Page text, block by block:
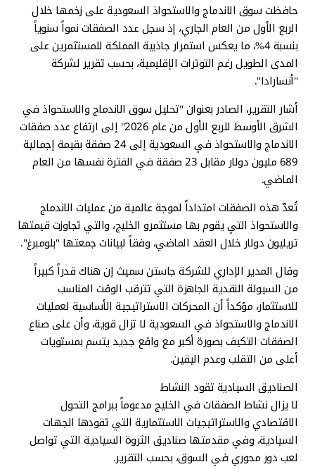
حافظت سوق الاندماج والاستحواذ السعودية على زخمها خلال
الربع الأول من العام الجاري، إذ سجل عدد الصفقات نمواً سنوياً
بنسبة 4%، ما يعكس استمرار جاذبية المملكة للمستثمرين على
المدى الطويل رغم التوترات الإقليمية، بحسب تقرير لشركة
"أنسارادا".
أشار التقرير، الصادر بعنوان "تحليل سوق الاندماج والاستحواذ في
الشرق الأوسط للربع الأول من عام 2026" إلى ارتفاع عدد صفقات
الاندماج والاستحواذ في السعودية إلى 24 صفقة بقيمة إجمالية
689 مليون دولار مقابل 23 صفقة في الفترة نفسها من العام
الماضي.
تُعدّ هذه الصفقات امتداداً لموجة عالمية من عمليات الاندماج
والاستحواذ التي يقوم بها مستثمرو الخليج، والتي تجاوزت قيمتها
تريليون دولار خلال العقد الماضي، وفقاً لبيانات جمعتها "بلومبرغ".
وقال المدير الإداري للشركة جاستن سميث إن هناك قدراً كبيراً
من السيولة النقدية الجاهزة التي تترقب الوقت المناسب
للاستثمار، مؤكداً أن المحركات الاستراتيجية الأساسية لعمليات
الاندماج والاستحواذ في السعودية لا تزال قوية، وأن على صناع
الصفقات التكيف بصورة أكبر مع واقع جديد يتسم بمستويات
أعلى من التقلب وعدم اليقين.
الصناديق السيادية تقود النشاط
لا يزال نشاط الصفقات في الخليج مدعوماً ببرامج التحول
الاقتصادي والاستراتيجيات الاستثمارية التي تقودها الجهات
السيادية، وفي مقدمتها صناديق الثروة السيادية التي تواصل
لعب دور محوري في السوق، بحسب التقرير.